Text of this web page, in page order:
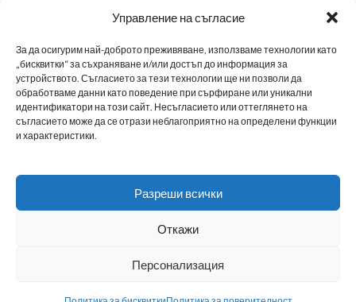
Управление на съгласие
За да осигурим най-доброто преживяване, използваме технологии като
„бисквитки“ за съхраняване и/или достъп до информация за
устройството. Съгласието за тези технологии ще ни позволи да
обработваме данни като поведение при сърфиране или уникални
идентификатори на този сайт. Несъгласието или оттеглянето на
съгласието може да се отрази неблагоприятно на определени функции
и характеристики.
Разреши всички
Откажи
Персонализация
МЪЖКИ ОБУВКИДАМСКИ ОБУВКИМАРАТОНКИЗА НАСНОВИНИ
ТАБЛИЦА С РАЗМЕРИПОЛИТИКА ЗА ПОВЕРИТЕЛНОСТ